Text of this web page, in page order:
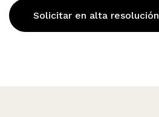
Solicitar en alta resolución